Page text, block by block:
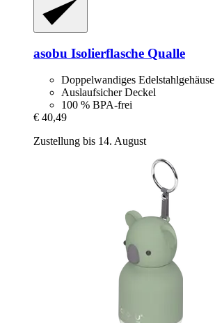
asobu Isolierflasche Qualle
Doppelwandiges Edelstahlgehäuse
Auslaufsicher Deckel
100 % BPA-frei
€ 40,49
Zustellung bis 14. August